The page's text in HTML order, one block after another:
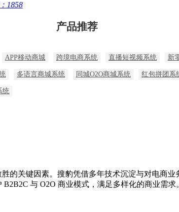
1858
产品推荐
APP移动商城 跨境电商系统 直播短视频系统 新
多语言商城系统 同城O2O商城系统 红包拼团系
统
关键因素。搜豹凭借多年技术沉淀与对电商业
与 O2O 商业模式，满足多样化的商业需求